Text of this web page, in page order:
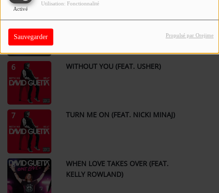
Activé
Utilisation: Fonctionnalité
Sauvegarder Propulsé par Orejime
5 I'M GOOD (BLUE)
6 WITHOUT YOU (FEAT. USHER)
7 TURN ME ON (FEAT. NICKI MINAJ)
8
WHEN LOVE TAKES OVER (FEAT.
KELLY ROWLAND)